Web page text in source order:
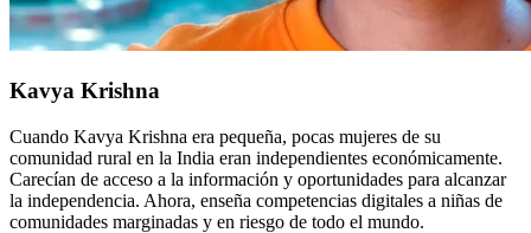
Kavya Krishna
Cuando Kavya Krishna era pequeña, pocas mujeres de su
comunidad rural en la India eran independientes económicamente.
Carecían de acceso a la información y oportunidades para alcanzar
la independencia. Ahora, enseña competencias digitales a niñas de
comunidades marginadas y en riesgo de todo el mundo.